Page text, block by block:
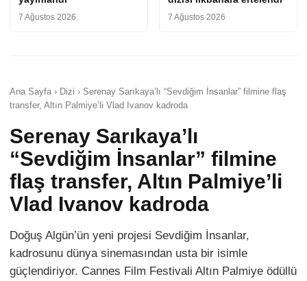
7 Ağustos 2026 7 Ağustos 2026
Ana Sayfa › Dizi › Serenay Sarıkaya’lı “Sevdiğim İnsanlar” filmine flaş
transfer, Altın Palmiye’li Vlad Ivanov kadroda
Serenay Sarıkaya’lı
“Sevdiğim İnsanlar” filmine
flaş transfer, Altın Palmiye’li
Vlad Ivanov kadroda
Doğuş Algün’ün yeni projesi Sevdiğim İnsanlar,
kadrosunu dünya sinemasından usta bir isimle
güçlendiriyor. Cannes Film Festivali Altın Palmiye ödüllü